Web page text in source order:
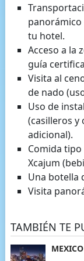
panorámico
tu hotel.
Acceso a la
guía
Visita al
de nado
Uso de
(casilleros y
adicional).
Comida
Xcajum
Una botella
Visita
TAMBIÉN TE